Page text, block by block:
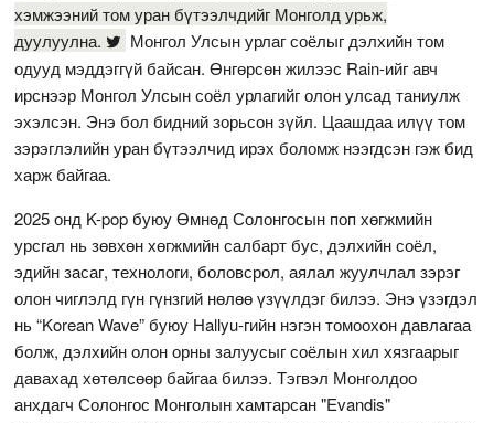
хэмжээний том уран бүтээлчдийг Монголд урьж,
дуулуулна.
Монгол Улсын урлаг соёлыг дэлхийн том
одууд мэддэггүй байсан. Өнгөрсөн жилээс Rain-ийг авч
ирснээр Монгол Улсын соёл урлагийг олон улсад таниулж
эхэлсэн. Энэ бол бидний зорьсон зүйл. Цаашдаа илүү том
зэрэглэлийн уран бүтээлчид ирэх боломж нээгдсэн гэж бид
харж байгаа.
2025 онд K-pop буюу Өмнөд Солонгосын поп хөгжмийн
урсгал нь зөвхөн хөгжмийн салбарт бус, дэлхийн соёл,
эдийн засаг, технологи, боловсрол, аялал жуулчлал зэрэг
олон чиглэлд гүн гүнзгий нөлөө үзүүлдэг билээ. Энэ үзэгдэл
нь “Korean Wave” буюу Hallyu-гийн нэгэн томоохон давлагаа
болж, дэлхийн олон орны залуусыг соёлын хил хязгаарыг
давахад хөтөлсөөр байгаа билээ. Тэгвэл Монголдоо
анхдагч Солонгос Монголын хамтарсан "Evandis"